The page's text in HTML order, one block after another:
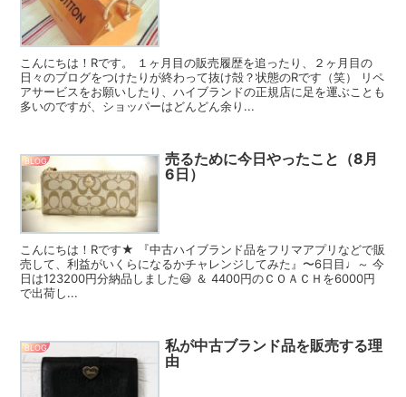
こんにちは！Rです。 １ヶ月目の販売履歴を追ったり、２ヶ月目の
日々のブログをつけたりが終わって抜け殻？状態のRです（笑） リペ
アサービスをお願いしたり、ハイブランドの正規店に足を運ぶことも
多いのですが、ショッパーはどんどん余り...
BLOG
売るために今日やったこと（8月
6日）
こんにちは！Rです★ 『中古ハイブランド品をフリマアプリなどで販
売して、利益がいくらになるかチャレンジしてみた』〜6日目♩～ 今
日は123200円分納品しました😃 ＆ 4400円のＣＯＡＣＨを6000円
で出荷し...
BLOG
私が中古ブランド品を販売する理
由